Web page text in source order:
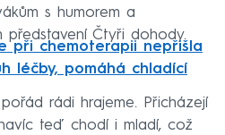
s humorem a
představení Čtyři dohody.
při chemoterapii nepřišla
léčby, pomáhá chladící
rádi hrajeme. Přicházejí
teď chodí i mladí, což